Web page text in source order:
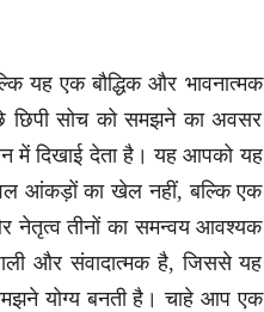
यह एक बौद्धिक और भावनात्मक
छिपी सोच को समझने का अवसर
में दिखाई देता है। यह आपको यह
आंकड़ों का खेल नहीं, बल्कि एक
नेतृत्व तीनों का समन्वय आवश्यक
और संवादात्मक है, जिससे यह
योग्य बनती है। चाहे आप एक